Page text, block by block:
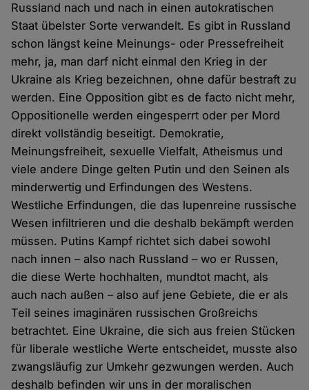
Russland nach und nach in einen autokratischen
Staat übelster Sorte verwandelt. Es gibt in Russland
schon längst keine Meinungs- oder Pressefreiheit
mehr, ja, man darf nicht einmal den Krieg in der
Ukraine als Krieg bezeichnen, ohne dafür bestraft zu
werden. Eine Opposition gibt es de facto nicht mehr,
Oppositionelle werden eingesperrt oder per Mord
direkt vollständig beseitigt. Demokratie,
Meinungsfreiheit, sexuelle Vielfalt, Atheismus und
viele andere Dinge gelten Putin und den Seinen als
minderwertig und Erfindungen des Westens.
Westliche Erfindungen, die das lupenreine russische
Wesen infiltrieren und die deshalb bekämpft werden
müssen. Putins Kampf richtet sich dabei sowohl
nach innen – also nach Russland – wo er Russen,
die diese Werte hochhalten, mundtot macht, als
auch nach außen – also auf jene Gebiete, die er als
Teil seines imaginären russischen Großreichs
betrachtet. Eine Ukraine, die sich aus freien Stücken
für liberale westliche Werte entscheidet, musste also
zwangsläufig zur Umkehr gezwungen werden. Auch
deshalb befinden wir uns in der moralischen